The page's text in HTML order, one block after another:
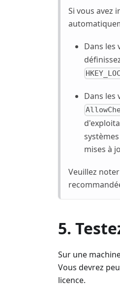
Si vous avez
Dans les
Dans les
mises à
Veuillez
5.
Sur une
Vous devrez
licence.